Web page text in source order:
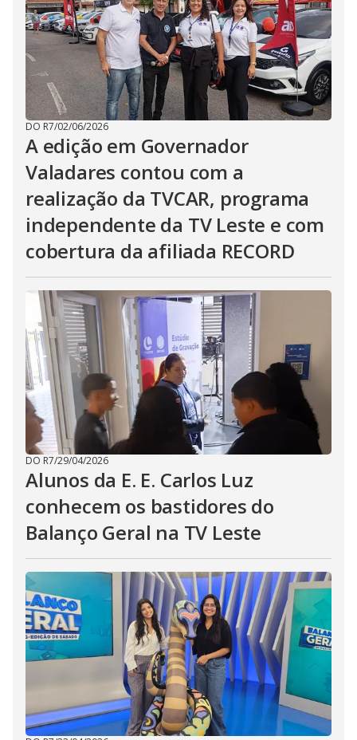
DO R7/02/06/2026
A edição em Governador
Valadares contou com a
realização da TVCAR, programa
independente da TV Leste e com
cobertura da afiliada RECORD
DO R7/29/04/2026
Alunos da E. E. Carlos Luz
conhecem os bastidores do
Balanço Geral na TV Leste